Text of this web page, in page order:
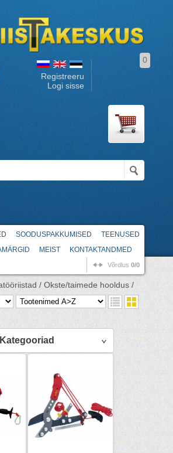
Registreeru
Logi sisse
0
SOODUSPAKKUMISED
TEENUSED
MEIST KONTAKTANDMED
Võrdlus 0/0
/ Okste/taimede hooldus /
Kategooriad